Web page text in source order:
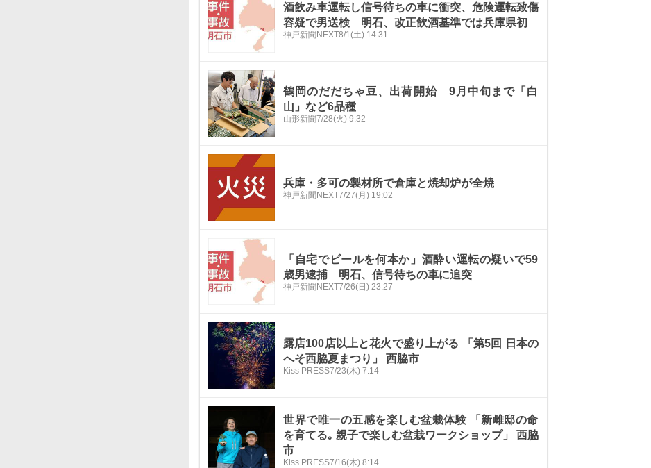
酒飲み車運転し信号待ちの車に衝突、危険運転致傷
容疑で男送検 明石、改正飲酒基準では兵庫県初
神戸新聞NEXT8/1(土) 14:31
鶴岡のだだちゃ豆、出荷開始 9月中旬まで「白
山」など6品種
山形新聞7/28(火) 9:32
兵庫・多可の製材所で倉庫と焼却炉が全焼
神戸新聞NEXT7/27(月) 19:02
「自宅でビールを何本か」酒酔い運転の疑いで59
歳男逮捕 明石、信号待ちの車に追突
神戸新聞NEXT7/26(日) 23:27
露店100店以上と花火で盛り上がる 「第5回 日本の
へそ西脇夏まつり」 西脇市
Kiss PRESS7/23(木) 7:14
世界で唯一の五感を楽しむ盆栽体験 「新雌邸の命
を育てる｡ 親子で楽しむ盆栽ワークショップ」 西脇
市
Kiss PRESS7/16(木) 8:14